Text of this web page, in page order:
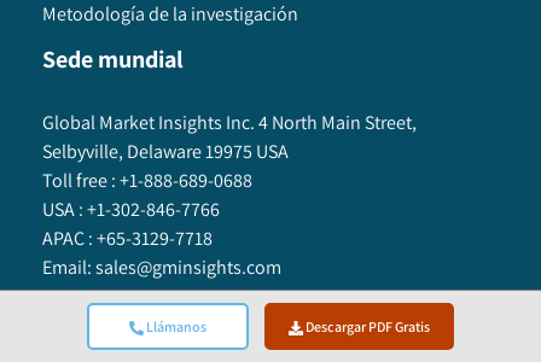
Llámanos Descargar PDF Gratis
Metodología de la investigación
Sede mundial
Global Market Insights Inc. 4 North Main Street,
Selbyville, Delaware 19975 USA
Toll free :+1-888-689-0688
USA :+1-302-846-7766
APAC :+65-3129-7718
Email:sales@gminsights.com